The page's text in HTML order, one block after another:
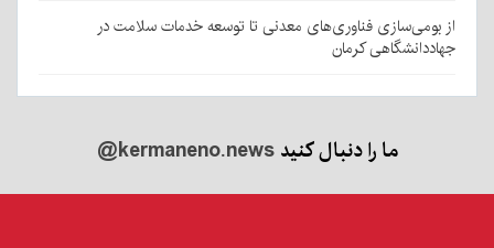
از بومی‌سازی فناوری‌های معدنی تا توسعه خدمات سلامت در
جهاددانشگاهی کرمان
ما را دنبال کنید@kermaneno.news